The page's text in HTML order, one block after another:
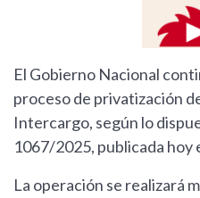
El Gobierno Nacional
proceso de privatización
Intercargo, según lo
1067/2025, publicada hoy
La operación se realizará